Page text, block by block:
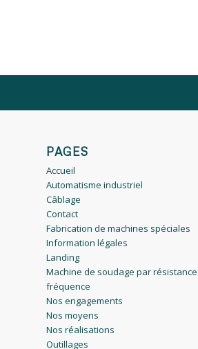
PAGES
Accueil
Automatisme industriel
Câblage
Contact
Fabrication de machines spéciales
Information légales
Landing
Machine de soudage par
fréquence
Nos engagements
Nos moyens
Nos réalisations
Outillages